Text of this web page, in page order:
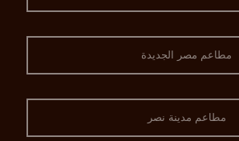
مطاعم مصر الجديدة
مطاعم مدينة نصر